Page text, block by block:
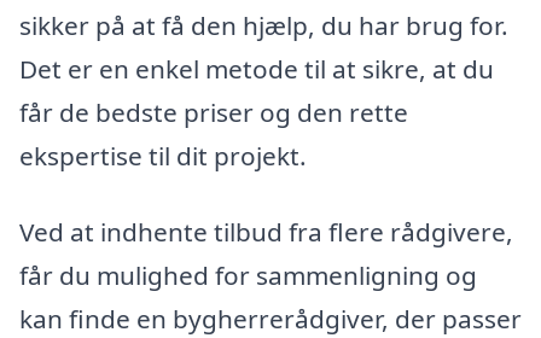
sikker på at få den hjælp, du har brug for.
Det er en enkel metode til at sikre, at du
får de bedste priser og den rette
ekspertise til dit projekt.
Ved at indhente tilbud fra flere rådgivere,
får du mulighed for sammenligning og
kan finde en bygherrerådgiver, der passer